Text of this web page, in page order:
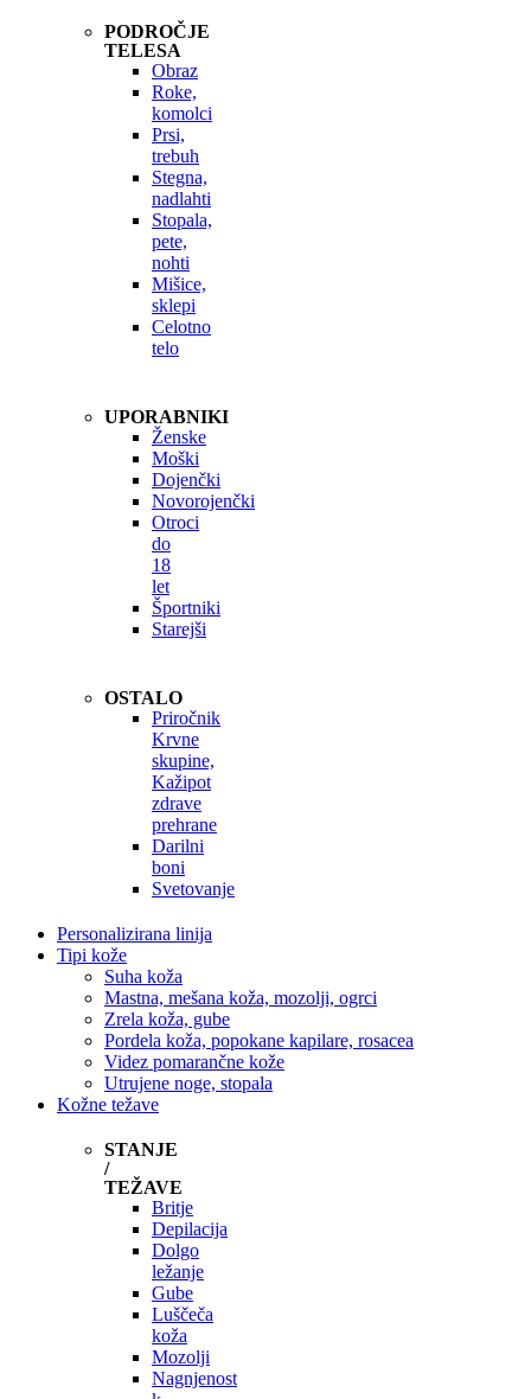
PODROČJE
TELESA
Obraz
Roke,
komolci
Prsi,
trebuh
Stegna,
nadlahti
Stopala,
pete,
nohti
Mišice,
sklepi
Celotno
telo
UPORABNIKI
Ženske
Moški
Dojenčki
Novorojenčki
Otroci
do
18
let
Športniki
Starejši
OSTALO
Priročnik
Krvne
skupine,
Kažipot
zdrave
prehrane
Darilni
boni
Svetovanje
Personalizirana linija
Tipi kože
Suha koža
Mastna, mešana koža, mozolji, ogrci
Zrela koža, gube
Pordela koža, popokane kapilare, rosacea
Videz pomarančne kože
Utrujene noge, stopala
Kožne težave
STANJE
/
TEŽAVE
Britje
Depilacija
Dolgo
ležanje
Gube
Luščeča
koža
Mozolji
Nagnjenost